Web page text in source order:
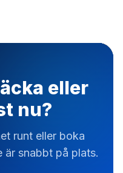
eller
nu?
runt eller boka
är snabbt på plats.